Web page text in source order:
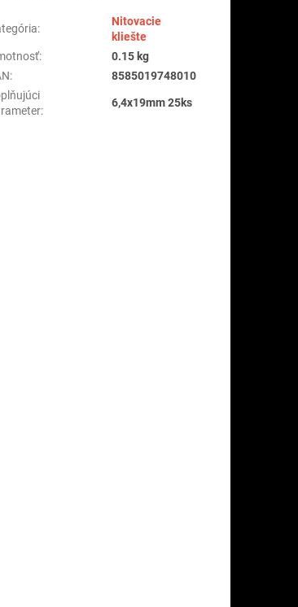
:
Nitovacie
kliešte
:
0.15 kg
:
8585019748010
:
6,4x19mm 25ks